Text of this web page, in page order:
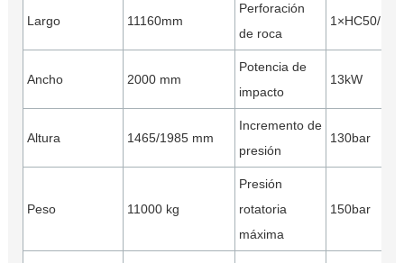
Largo 11160mm
Perforación
de roca
1×HC50/R38
Ancho 2000 mm
Potencia de
impacto
13kW
Altura 1465/1985 mm
Incremento de
presión
130bar
Peso 11000 kg
Presión
rotatoria
máxima
150bar